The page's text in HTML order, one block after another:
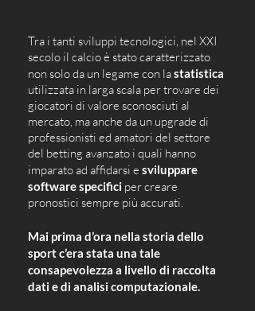
Tra i tanti sviluppi tecnologici, nel XXI
secolo il calcio è stato caratterizzato
non solo da un legame con la statistica
utilizzata in larga scala per trovare dei
giocatori di valore sconosciuti al
mercato, ma anche da un upgrade di
professionisti ed amatori del settore
del betting avanzato i quali hanno
imparato ad affidarsi e sviluppare
software specifici per creare
pronostici sempre più accurati.
Mai prima d’ora nella storia dello
sport c’era stata una tale
consapevolezza a livello di raccolta
dati e di analisi computazionale.